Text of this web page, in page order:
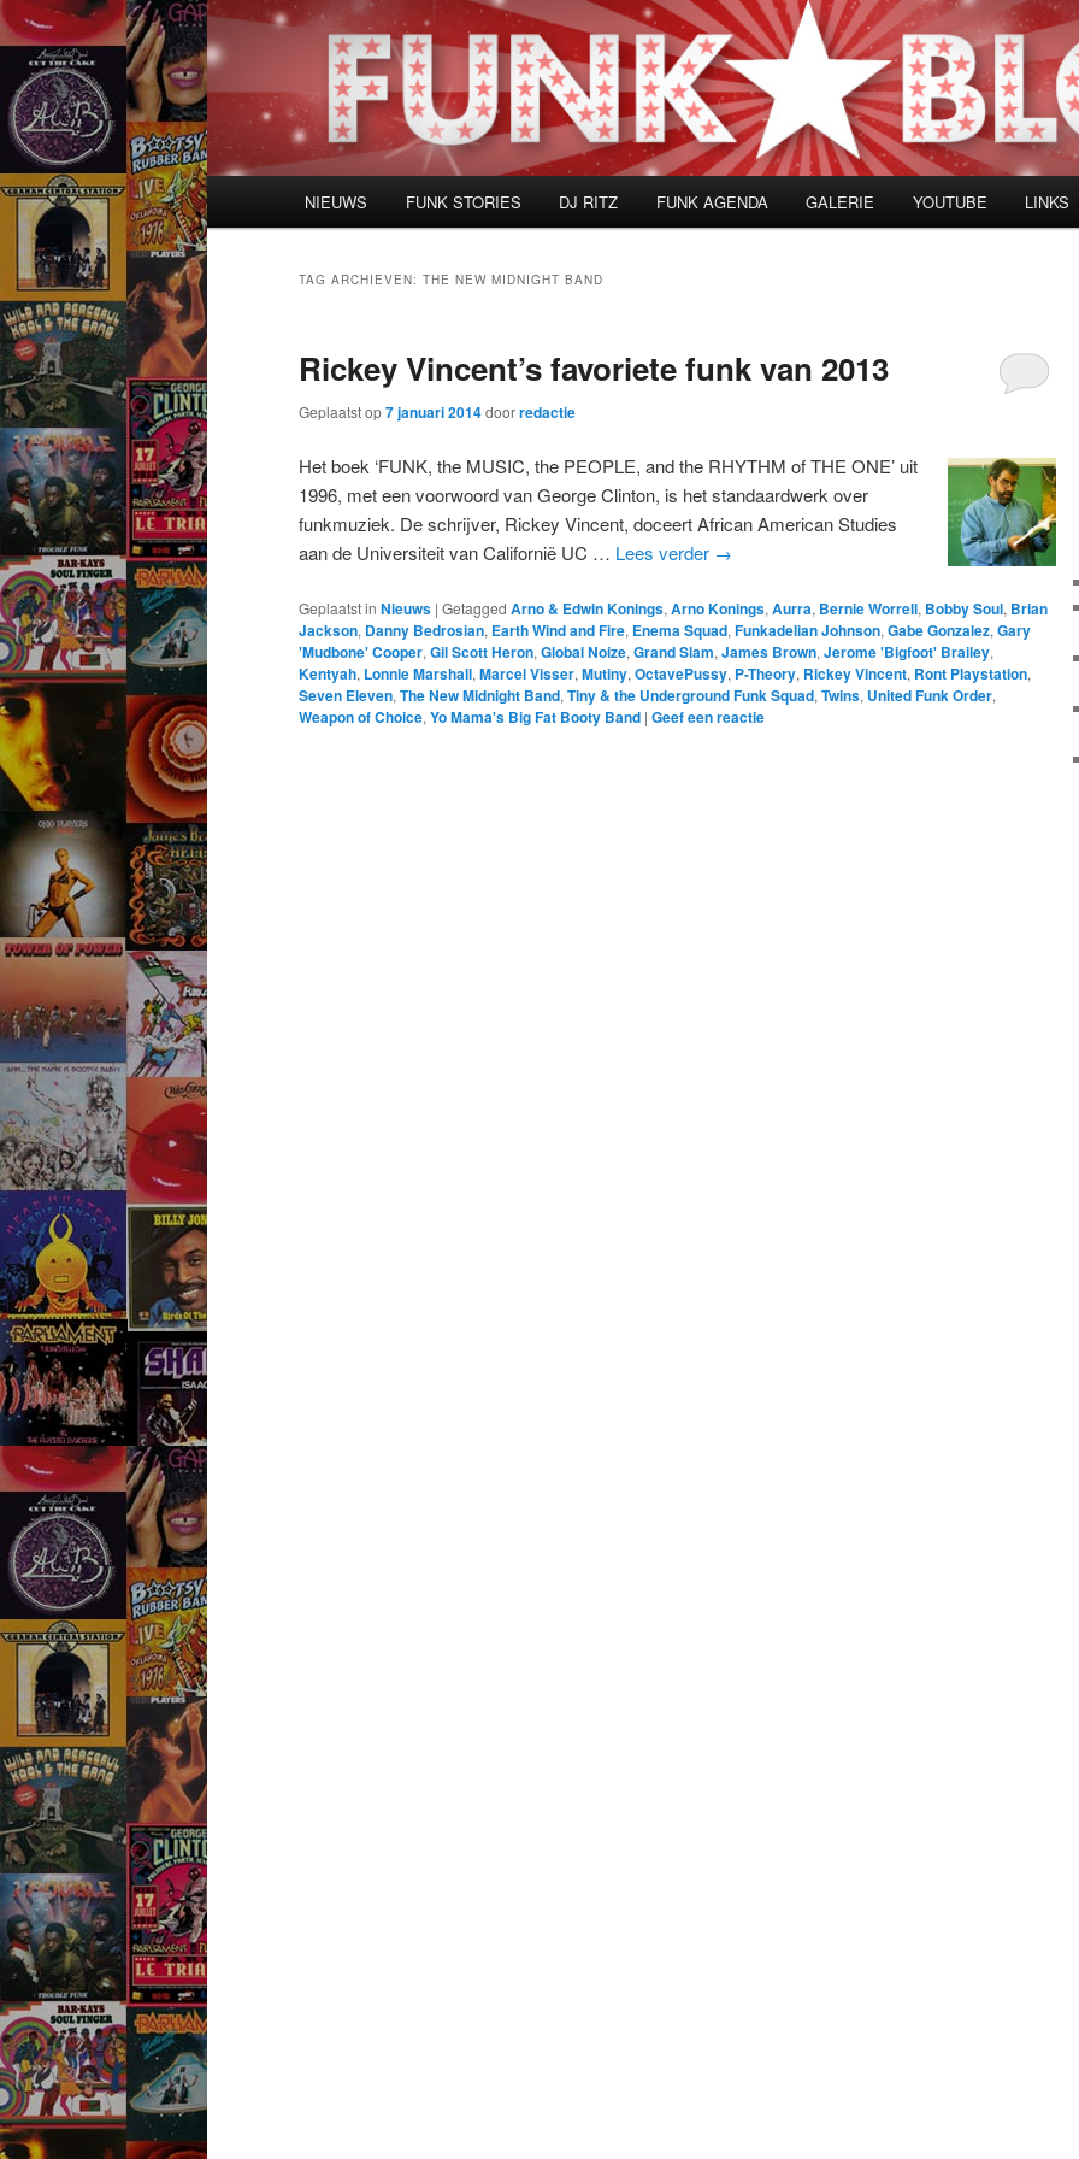
Spring
naar
de
primaire
inhoud
Spring
naar
de
secundaire
inhoud
NIEUWS FUNK STORIES DJ RITZ FUNK AGENDA GALERIE YOUTUBE LINKS
TAG ARCHIEVEN: THE NEW MIDNIGHT BAND
Rickey Vincent’s favoriete funk van 2013
Geplaatst op7 januari 2014doorredactie
Het boek ‘FUNK, the MUSIC, the PEOPLE, and the RHYTHM of THE ONE’ uit
1996, met een voorwoord van George Clinton, is het standaardwerk over
funkmuziek. De schrijver, Rickey Vincent, doceert African American Studies
aan de Universiteit van Californië UC … Lees verder →
Geplaatst in Nieuws | Getagged Arno & Edwin Konings, Arno Konings, Aurra, Bernie Worrell, Bobby Soul, Brian
Jackson, Danny Bedrosian, Earth Wind and Fire, Enema Squad, Funkadelian Johnson, Gabe Gonzalez, Gary
'Mudbone' Cooper, Gil Scott Heron, Global Noize, Grand Slam, James Brown, Jerome 'Bigfoot' Brailey,
Kentyah, Lonnie Marshall, Marcel Visser, Mutiny, OctavePussy, P-Theory, Rickey Vincent, Ront Playstation,
Seven Eleven, The New Midnight Band, Tiny & the Underground Funk Squad, Twins, United Funk Order,
Weapon of Choice, Yo Mama's Big Fat Booty Band | Geef een reactie